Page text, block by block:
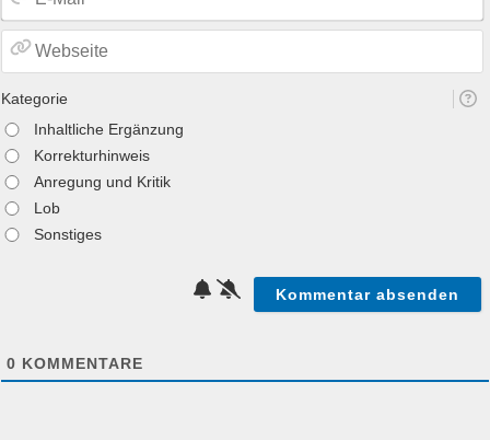
Kategorie
Inhaltliche Ergänzung
Korrekturhinweis
Anregung und Kritik
Lob
Sonstiges
0 KOMMENTARE